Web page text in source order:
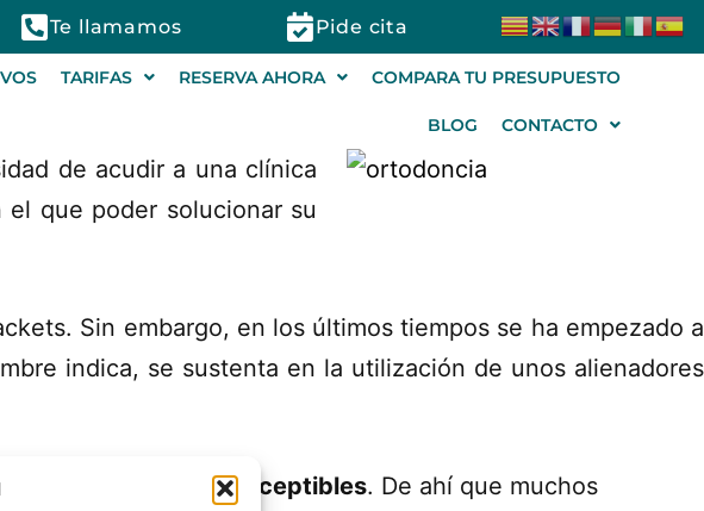
Te llamamos Pide cita
TARIFAS RESERVA AHORA COMPARA TU PRESUPUESTO
BLOG CONTACTO
de acudir a una clínica
que poder solucionar su
Sin embargo, en los últimos tiempos se ha empezado a
indica, se sustenta en la utilización de unos alienadores
por lo que no son perceptibles. De ahí que muchos